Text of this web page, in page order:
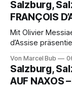
Salzburg,
FRANÇOIS
Mit Olivier
d’Assise
eine
die komplexe
Franziskus.
Von Marcel Bub
Salzburg,
AUF NAXOS